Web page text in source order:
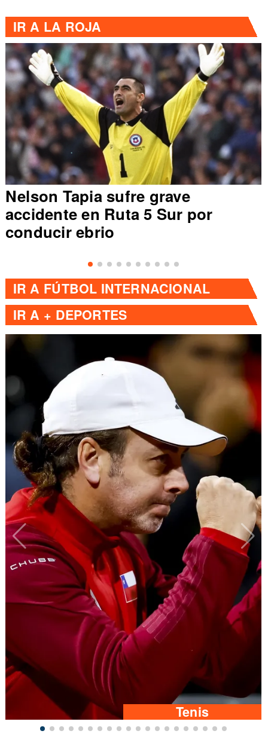
IR A LA ROJA
Nelson Tapia sufre grave
accidente en Ruta 5 Sur por
conducir ebrio
IR A FÚTBOL INTERNACIONAL
IR A + DEPORTES
Tenis